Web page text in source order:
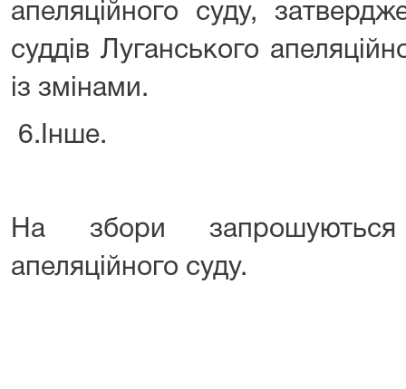
апеляційного суду,
суддів Луганського
із змінами.
6.Інше.
На збори запрошуються
апеляційного суду.